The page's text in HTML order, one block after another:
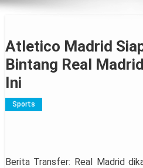
Atletico Madrid
Bintang Real
Ini
Sports
Berita Transfer: Real Madrid